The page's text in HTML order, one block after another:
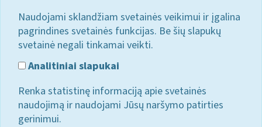
Naudojami sklandžiam svetainės veikimui ir įgalina
pagrindines svetainės funkcijas. Be šių slapukų
svetainė negali tinkamai veikti.
Analitiniai slapukai
Renka statistinę informaciją apie svetainės
naudojimą ir naudojami Jūsų naršymo patirties
gerinimui.